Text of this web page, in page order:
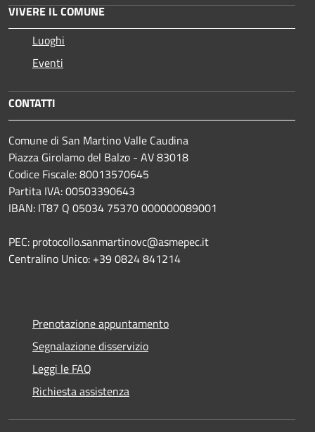
VIVERE IL COMUNE
Luoghi
Eventi
CONTATTI
Comune di San Martino Valle Caudina
Piazza Girolamo del Balzo - AV 83018
Codice Fiscale: 80013570645
Partita IVA: 00503390643
IBAN: IT87 Q 05034 75370 000000089001
PEC: protocollo.sanmartinovc@asmepec.it
Centralino Unico: +39 0824 841214
Prenotazione appuntamento
Segnalazione disservizio
Leggi le FAQ
Richiesta assistenza